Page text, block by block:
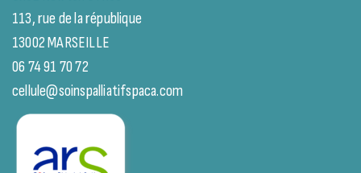
113, rue de la république
13002 MARSEILLE
06 74 91 70 72
cellule@soinspalliatifspaca.com